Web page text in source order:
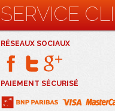
SERVICE
RÉSEAUX SOCIAUX
PAIEMENT SÉCURISÉ